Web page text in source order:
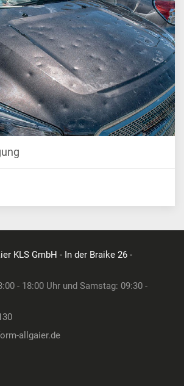
KLS GmbH - In der Braike 26 -
- 18:00 Uhr und Samstag: 09:30 -
allgaier.de